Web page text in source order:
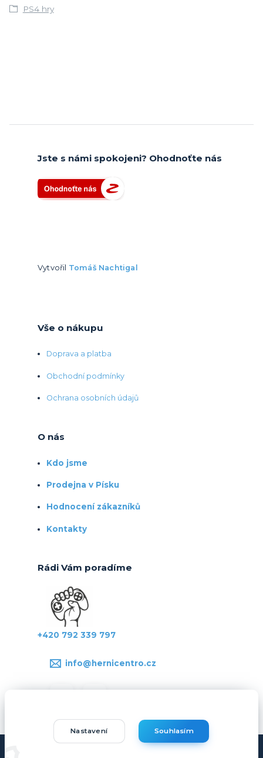
PS4 hry
Jste s námi spokojeni? Ohodnoťte nás
Vytvořil Tomáš Nachtigal
Vše o nákupu
Doprava a platba
Obchodní podmínky
Ochrana osobních údajů
O nás
Kdo jsme
Prodejna v Písku
Hodnocení zákazníků
Kontakty
Rádi Vám poradíme
+420 792 339 797
info@hernicentro.cz
Nastavení Souhlasím